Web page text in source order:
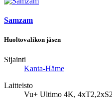
Samzam
Huoltovalikon jäsen
Sijainti
Kanta-Häme
Laitteisto
Vu+ Ultimo 4K,